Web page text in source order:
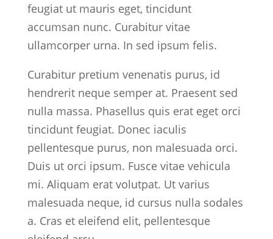
feugiat ut mauris eget, tincidunt
accumsan nunc. Curabitur vitae
ullamcorper urna. In sed ipsum felis.
Curabitur pretium venenatis purus, id
hendrerit neque semper at. Praesent sed
nulla massa. Phasellus quis erat eget orci
tincidunt feugiat. Donec iaculis
pellentesque purus, non malesuada orci.
Duis ut orci ipsum. Fusce vitae vehicula
mi. Aliquam erat volutpat. Ut varius
malesuada neque, id cursus nulla sodales
a. Cras et eleifend elit, pellentesque